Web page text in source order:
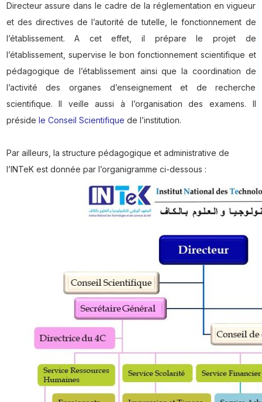
Directeur assure dans le cadre de la réglementation en vigueur
et des directives de l’autorité de tutelle, le fonctionnement de
l’établissement. A cet effet, il prépare le projet de
l’établissement, supervise le bon fonctionnement scientifique et
pédagogique de l’établissement ainsi que la coordination de
l’activité des organes d’enseignement et de recherche
scientifique. Il veille aussi à l’organisation des examens. Il
préside le Conseil Scientifique de l’institution.
Par ailleurs, la structure pédagogique et administrative de
l’INTeK est donnée par l’organigramme ci-dessous :